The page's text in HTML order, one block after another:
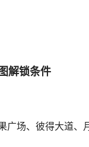
解锁条件
广场、彼得大道、